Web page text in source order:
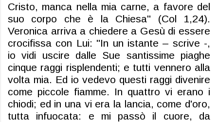
Cristo, manca nella mia carne, a favore del
suo corpo che è la Chiesa" (Col 1,24).
Veronica arriva a chiedere a Gesù di essere
crocifissa con Lui: "In un istante – scrive -,
io vidi uscire dalle Sue santissime piaghe
cinque raggi risplendenti; e tutti vennero alla
volta mia. Ed io vedevo questi raggi divenire
come piccole fiamme. In quattro vi erano i
chiodi; ed in una vi era la lancia, come d'oro,
tutta infuocata: e mi passò il cuore, da